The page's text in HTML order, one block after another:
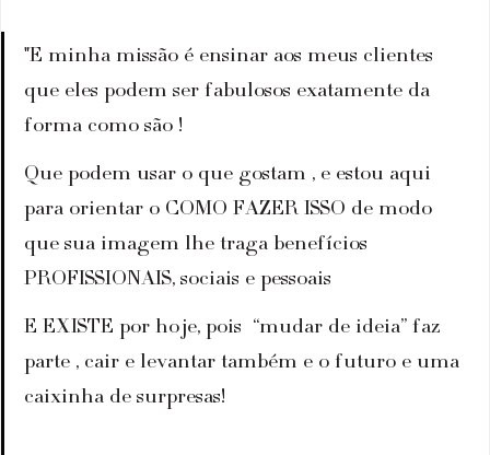
"E minha missão é ensinar aos meus clientes
que eles podem ser fabulosos exatamente da
forma como são !
Que podem usar o que gostam , e estou aqui
para orientar o COMO FAZER ISSO de modo
que sua imagem lhe traga benefícios
PROFISSIONAIS, sociais e pessoais
E EXISTE por hoje, pois  “mudar de ideia” faz
parte , cair e levantar também e o futuro e uma
caixinha de surpresas!